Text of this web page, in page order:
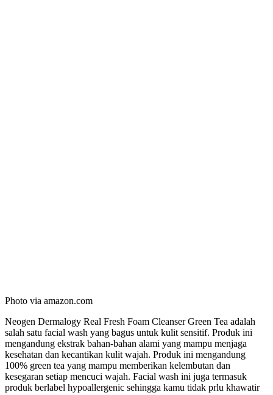
Photo via amazon.com
Neogen Dermalogy Real Fresh Foam Cleanser Green Tea adalah
salah satu facial wash yang bagus untuk kulit sensitif. Produk ini
mengandung ekstrak bahan-bahan alami yang mampu menjaga
kesehatan dan kecantikan kulit wajah. Produk ini mengandung
100% green tea yang mampu memberikan kelembutan dan
kesegaran setiap mencuci wajah. Facial wash ini juga termasuk
produk berlabel hypoallergenic sehingga kamu tidak prlu khawatir